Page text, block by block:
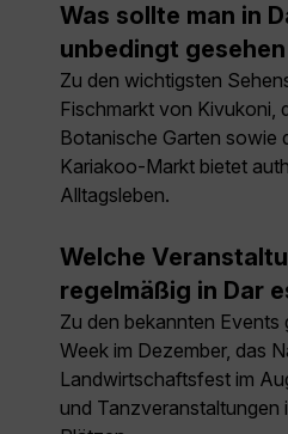
Was sollte man in
unbedingt
Zu den wichtigsten
Fischmarkt von Kivukoni,
Botanische Garten sowie
Kariakoo-Markt bietet
Alltagsleben.
Welche
regelmäßig in Dar
Zu den bekannten
Week im Dezember, das
Landwirtschaftsfest im
und